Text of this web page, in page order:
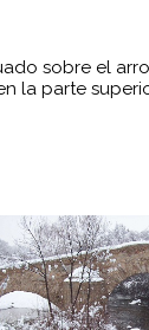
sobre el
la parte